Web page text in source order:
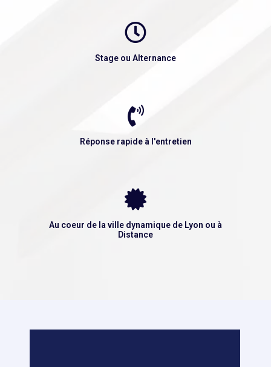
Stage ou Alternance
Réponse rapide à l'entretien
Au coeur de la ville dynamique de Lyon ou à
Distance